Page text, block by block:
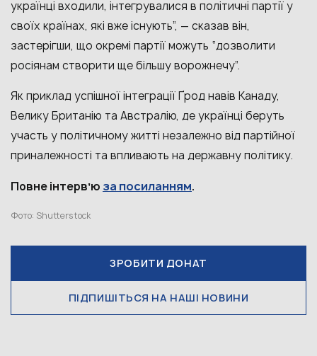
українці входили, інтегрувалися в політичні партії у
своїх країнах, які вже існують”, — сказав він,
застерігши, що окремі партії можуть “дозволити
росіянам створити ще більшу ворожнечу”.
Як приклад успішної інтеграції Ґрод навів Канаду,
Велику Британію та Австралію, де українці беруть
участь у політичному житті незалежно від партійної
приналежності та впливають на державну політику.
Повне інтервʼю за посиланням.
Фото: Shutterstock
ЗРОБИТИ ДОНАТ
ПІДПИШІТЬСЯ НА НАШІ НОВИНИ